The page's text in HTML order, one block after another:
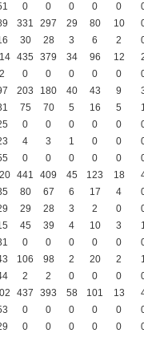
0 0 0 0 0
331 297 29 80 10
30 28 3 6 2
435 379 34 96 12
2 0 0 0 0 0
203 180 40 43 9
75 70 5 16 5
0 0 0 0 0
4 3 1 0 0
0 0 0 0 0
441 409 45 123 18
80 67 6 17 4
29 28 3 2 0
45 39 4 10 3
0 0 0 0 0
106 98 2 20 2
2 2 0 0 0
437 393 58 101 13
0 0 0 0 0
0 0 0 0 0